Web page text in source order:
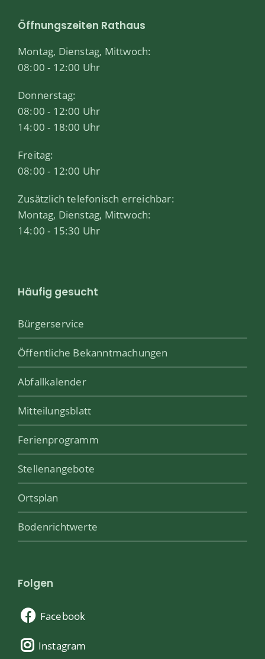
Öffnungszeiten Rathaus
Montag, Dienstag, Mittwoch:
08:00 - 12:00 Uhr
Donnerstag:
08:00 - 12:00 Uhr
14:00 - 18:00 Uhr
Freitag:
08:00 - 12:00 Uhr
Zusätzlich telefonisch erreichbar:
Montag, Dienstag, Mittwoch:
14:00 - 15:30 Uhr
Häufig gesucht
Bürgerservice
Öffentliche Bekanntmachungen
Abfallkalender
Mitteilungsblatt
Ferienprogramm
Stellenangebote
Ortsplan
Bodenrichtwerte
Folgen
Facebook
Instagram